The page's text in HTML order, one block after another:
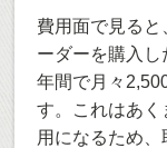
費用面で見ると
ーダーを購入
年間で月々
す。これはあ
用になるため